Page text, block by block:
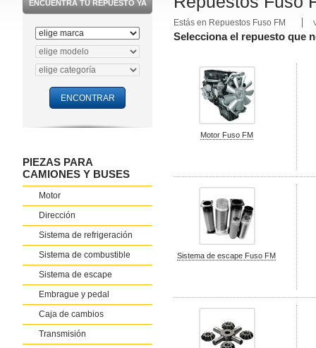
ENCUENTRA TU REPUESTO YA
PIEZAS PARA
CAMIONES Y BUSES
Motor
Dirección
Sistema de refrigeración
Sistema de combustible
Sistema de escape
Embrague y pedal
Caja de cambios
Transmisión
Estás en Repuestos Fuso FM
Selecciona el repuesto que
Motor Fuso FM
Sistema de escape Fuso FM